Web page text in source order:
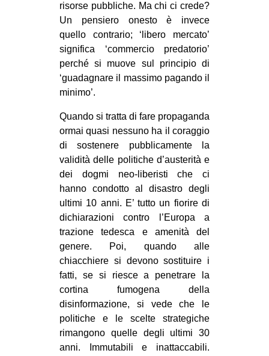
risorse pubbliche. Ma chi ci crede?
Un pensiero onesto è invece
quello contrario; ‘libero mercato’
significa ‘commercio predatorio’
perché si muove sul principio di
‘guadagnare il massimo pagando il
minimo’.
Quando si tratta di fare propaganda
ormai quasi nessuno ha il coraggio
di sostenere pubblicamente la
validità delle politiche d’austerità e
dei dogmi neo-liberisti che ci
hanno condotto al disastro degli
ultimi 10 anni. E’ tutto un fiorire di
dichiarazioni contro l’Europa a
trazione tedesca e amenità del
genere. Poi, quando alle
chiacchiere si devono sostituire i
fatti, se si riesce a penetrare la
cortina fumogena della
disinformazione, si vede che le
politiche e le scelte strategiche
rimangono quelle degli ultimi 30
anni. Immutabili e inattaccabili.